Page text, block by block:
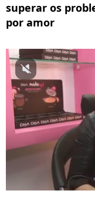
superar os
por amor